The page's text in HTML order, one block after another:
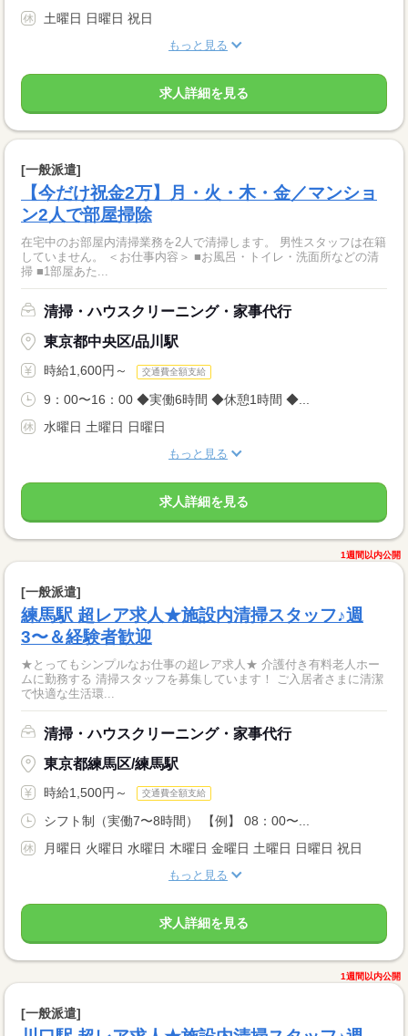
土曜日 日曜日 祝日
もっと見る
求人詳細を見る
[一般派遣]
【今だけ祝金2万】月・火・木・金／マンショ
ン2人で部屋掃除
在宅中のお部屋内清掃業務を2人で清掃します。 男性スタッフは在籍
していません。 ＜お仕事内容＞ ■お風呂・トイレ・洗面所などの清
掃 ■1部屋あた...
清掃・ハウスクリーニング・家事代行
東京都中央区/品川駅
時給1,600円～ 交通費全額支給
9：00〜16：00 ◆実働6時間 ◆休憩1時間 ◆...
水曜日 土曜日 日曜日
もっと見る
求人詳細を見る
1週間以内公開
[一般派遣]
練馬駅 超レア求人★施設内清掃スタッフ♪週
3〜＆経験者歓迎
★とってもシンプルなお仕事の超レア求人★ 介護付き有料老人ホー
ムに勤務する 清掃スタッフを募集しています！ ご入居者さまに清潔
で快適な生活環...
清掃・ハウスクリーニング・家事代行
東京都練馬区/練馬駅
時給1,500円～ 交通費全額支給
シフト制（実働7〜8時間） 【例】 08：00〜...
月曜日 火曜日 水曜日 木曜日 金曜日 土曜日 日曜日 祝日
もっと見る
求人詳細を見る
1週間以内公開
[一般派遣]